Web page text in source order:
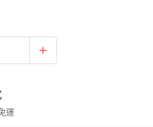
運